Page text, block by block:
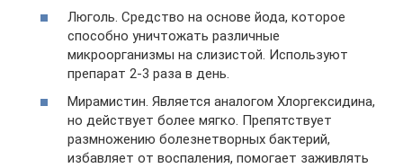
Люголь. Средство на основе йода, которое
способно уничтожать различные
микроорганизмы на слизистой. Используют
препарат 2-3 раза в день.
Мирамистин. Является аналогом Хлоргексидина,
но действует более мягко. Препятствует
размножению болезнетворных бактерий,
избавляет от воспаления, помогает заживлять